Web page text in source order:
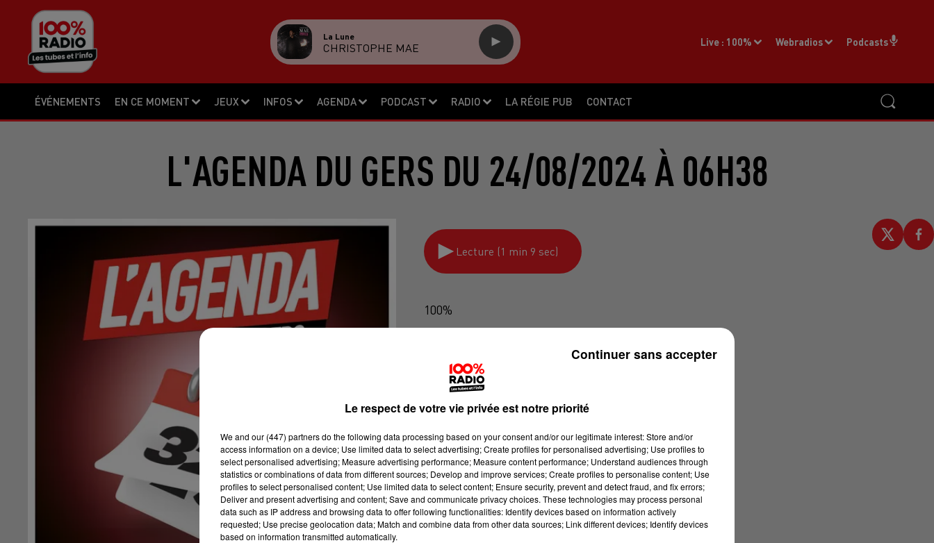
ÉVÉNEMENTS EN CE MOMENT JEUX INFOS AGENDA PODCAST RADIO LA RÉGIE PUB CONTACT
Live : 100% Webradios Podcasts
La Lune
CHRISTOPHE MAE
L'AGENDA DU GERS DU 24/08/2024 À 06H38
Lecture (1 min 9 sec)
100%
Le respect de votre vie privée est notre priorité
We and our (447) partnersdo the following data processing based on your consent and/or our legitimate interest: Store and/or
access information on a device; Use limited data to select advertising; Create profiles for personalised advertising; Use profiles to
select personalised advertising; Measure advertising performance; Measure content performance; Understand audiences through
statistics or combinations of data from different sources; Develop and improve services; Create profiles to personalise content; Use
profiles to select personalised content; Use limited data to select content; Ensure security, prevent and detect fraud, and fix errors;
Deliver and present advertising and content; Save and communicate privacy choices. These technologies may process personal
data such as IP address and browsing data to offer following functionalities: Identify devices based on information actively
requested; Use precise geolocation data; Match and combine data from other data sources; Link different devices; Identify devices
based on information transmitted automatically.
Continuer sans accepter